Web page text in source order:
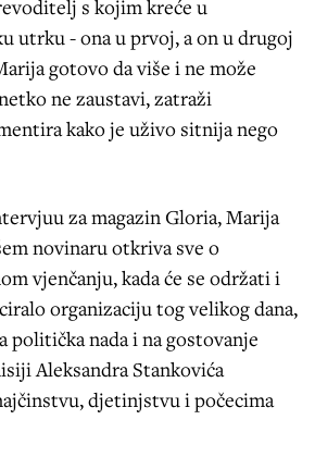
s kojim kreće u
utrku - ona u prvoj, a on u drugoj
gotovo da više i ne može
ne zaustavi, zatraži
kako je uživo sitnija nego
za magazin Gloria, Marija
novinaru otkriva sve o
vjenčanju, kada će se održati i
organizaciju tog velikog dana,
politička nada i na gostovanje
Aleksandra Stankovića
djetinjstvu i počecima